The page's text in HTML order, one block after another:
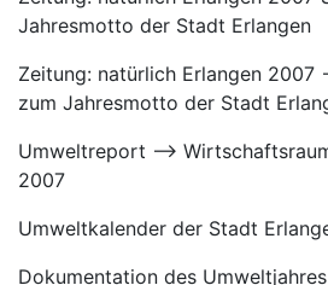
Jahresmotto der Stadt Erlangen
Zeitung: natürlich Erlangen 2007
zum Jahresmotto der Stadt
Umweltreport –>
2007
Umweltkalender der Stadt
Dokumentation des